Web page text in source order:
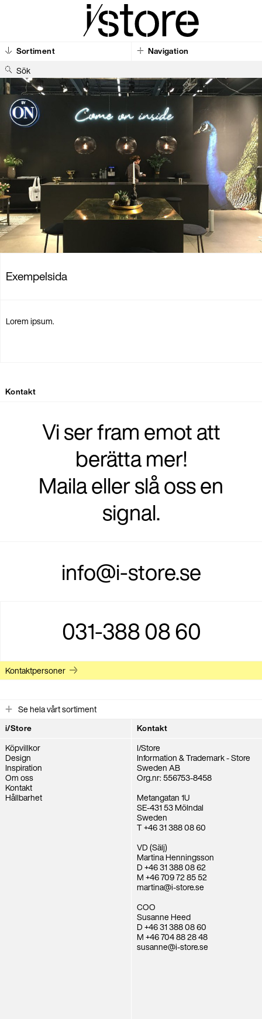
Sortiment Navigation
Sök
Exempelsida
Lorem ipsum.
Kontakt
Vi ser fram emot att
berätta mer!
Maila eller slå oss en
signal.
info@i-store.se
031-388 08 60
Kontaktpersoner
Se hela vårt sortiment
i/Store
Köpvillkor
Design
Inspiration
Om oss
Kontakt
Hållbarhet
Kontakt
I/Store
Information & Trademark - Store
Sweden AB
Org.nr: 556753-8458
Metangatan 1U
SE-431 53 Mölndal
Sweden
T +46 31 388 08 60
VD (Sälj)
Martina Henningsson
D +46 31 388 08 62
M +46 709 72 85 52
martina@i-store.se
COO
Susanne Heed
D +46 31 388 08 60
M +46 704 88 28 48
susanne@i-store.se